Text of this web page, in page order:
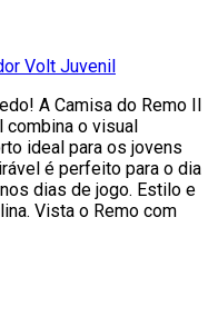
Volt Juvenil
A Camisa do Remo II
o visual
ideal para os jovens
é perfeito para o dia
dias de jogo. Estilo e
Vista o Remo com